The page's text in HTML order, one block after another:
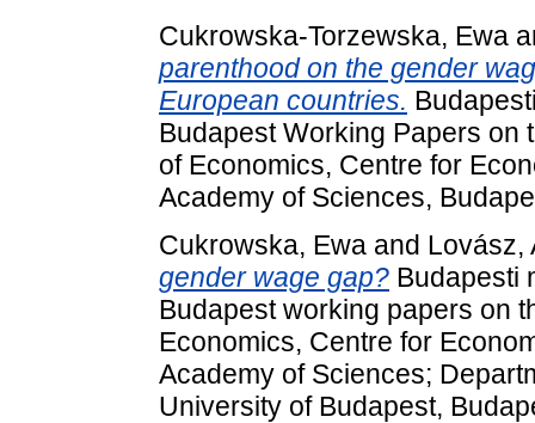
Cukrowska-Torzewska, Ewa
parenthood on the gender
European countries.
Budapest Working Papers on
of Economics, Centre for
Academy of Sciences,
Cukrowska, Ewa and Lovász,
gender wage gap? Budapesti
Budapest working papers on
Economics, Centre for
Academy of Sciences;
University of Budapest,